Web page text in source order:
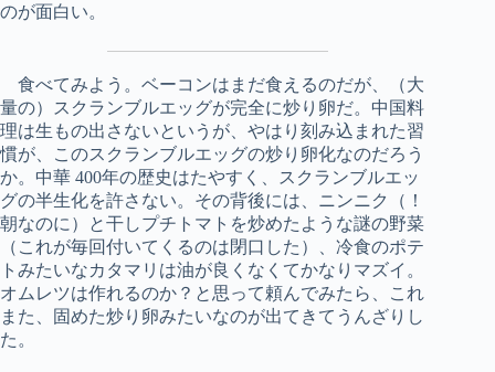
のが面白い。
食べてみよう。ベーコンはまだ食えるのだが、（大
量の）スクランブルエッグが完全に炒り卵だ。中国料
理は生もの出さないというが、やはり刻み込まれた習
慣が、このスクランブルエッグの炒り卵化なのだろう
か。中華 400年の歴史はたやすく、スクランブルエッ
グの半生化を許さない。その背後には、ニンニク（！
朝なのに）と干しプチトマトを炒めたような謎の野菜
（これが毎回付いてくるのは閉口した）、冷食のポテ
トみたいなカタマリは油が良くなくてかなりマズイ。
オムレツは作れるのか？と思って頼んでみたら、これ
また、固めた炒り卵みたいなのが出てきてうんざりし
た。